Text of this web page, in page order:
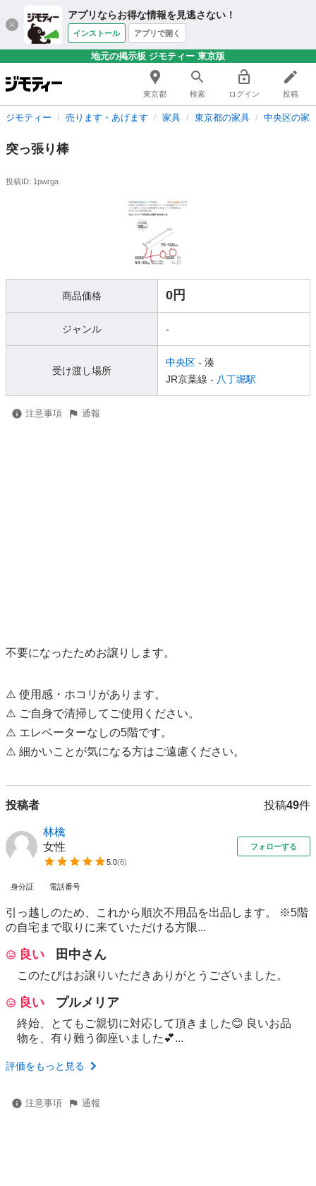
アプリならお得な情報を見逃さない！
インストール アプリで開く
地元の掲示板 ジモティー 東京版
東京都 検索 ログイン 投稿
ジモティー 売ります・あげます 家具 東京都の家具 中央区の家
突っ張り棒
投稿ID: 1pwrga
商品価格 0円
ジャンル -
受け渡し場所
中央区 - 湊
JR京葉線 - 八丁堀駅
注意事項 通報
不要になったためお譲りします。
⚠️ 使用感・ホコリがあります。
⚠️ ご自身で清掃してご使用ください。
⚠️ エレベーターなしの5階です。
⚠️ 細かいことが気になる方はご遠慮ください。
投稿者 投稿49件
林檎
女性
5.0(6)
フォローする
身分証 電話番号
引っ越しのため、これから順次不用品を出品します。 ※5階
の自宅まで取りに来ていただける方限...
良い 田中さん
このたびはお譲りいただきありがとうございました。
良い プルメリア
終始、とてもご親切に対応して頂きました😊 良いお品
物を、有り難う御座いました💕...
評価をもっと見る
注意事項 通報